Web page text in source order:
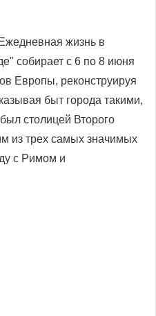
жизнь в
собирает с 6 по 8 июня
Европы, реконструируя
быт города такими,
столицей Второго
из трех самых значимых
с Римом и